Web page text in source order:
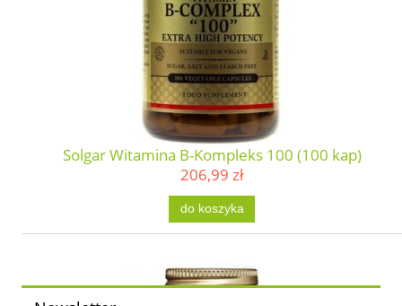
Solgar Witamina B-Kompleks 100 (100 kap)
206,99 zł
do koszyka